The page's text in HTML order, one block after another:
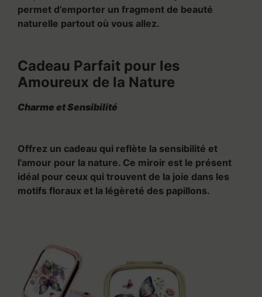
permet d’emporter un fragment de beauté
naturelle partout où vous allez.
Cadeau Parfait pour les
Amoureux de la Nature
Charme et Sensibilité
Offrez un cadeau qui reflète la sensibilité et
l’amour pour la nature. Ce miroir est le présent
idéal pour ceux qui trouvent de la joie dans les
motifs floraux et la légèreté des papillons.